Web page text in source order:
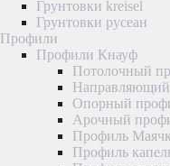
Грунтовки kreisel
Грунтовки русеан
Профили
Профили Кнауф
Потолочный
Опорный
Арочный
Профиль
Профиль